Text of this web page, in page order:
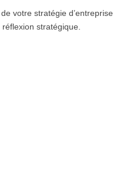
votre stratégie d’entreprise.
stratégique.